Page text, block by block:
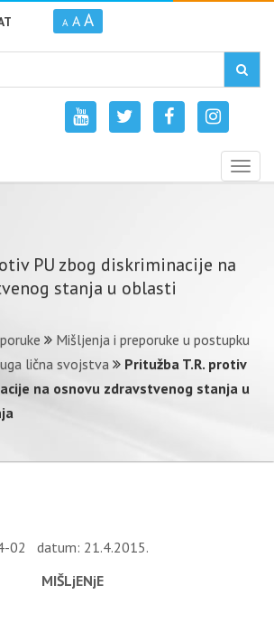
A A A
PU zbog diskriminacije na
stanja u oblasti
Mišljenja i preporuke u postupku
lična svojstva
Pritužba T.R. protiv
na osnovu zdravstvenog stanja u
02 datum: 21.4.2015.
MIŠLjENjE